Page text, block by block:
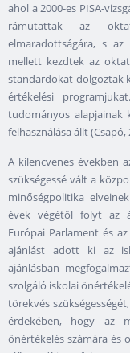
ahol a 2000-es PISA-
rámutattak az
elmaradottságára, s az
mellett kezdtek az
standardokat dolgoztak
értékelési
tudományos alapjainak
felhasználása állt (Csapó,
A kilencvenes években
szükségessé vált a
minőségpolitika
évek végétől folyt az
Európai Parlament és
ajánlást adott ki az
ajánlásban
szolgáló iskolai
törekvés
érdekében, hogy az
önértékelés számára és